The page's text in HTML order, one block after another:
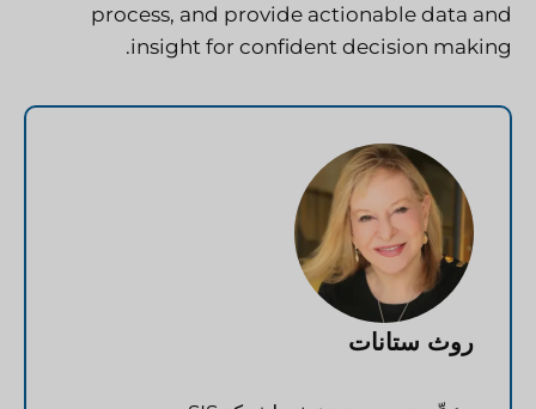
process, and provide actionable data and
insight for confident decision making.
روث ستانات